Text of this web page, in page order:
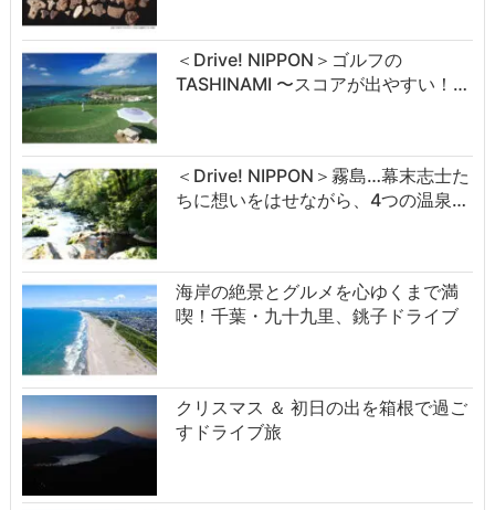
＜Drive! NIPPON＞ゴルフの
TASHINAMI 〜スコアが出やすい！…
＜Drive! NIPPON＞霧島…幕末志士た
ちに想いをはせながら、4つの温泉…
海岸の絶景とグルメを心ゆくまで満
喫！千葉・九十九里、銚子ドライブ
クリスマス ＆ 初日の出を箱根で過ご
すドライブ旅